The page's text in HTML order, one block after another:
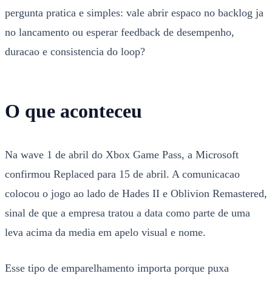
pergunta pratica e simples: vale abrir espaco no backlog ja
no lancamento ou esperar feedback de desempenho,
duracao e consistencia do loop?
O que aconteceu
Na wave 1 de abril do Xbox Game Pass, a Microsoft
confirmou Replaced para 15 de abril. A comunicacao
colocou o jogo ao lado de Hades II e Oblivion Remastered,
sinal de que a empresa tratou a data como parte de uma
leva acima da media em apelo visual e nome.
Esse tipo de emparelhamento importa porque puxa